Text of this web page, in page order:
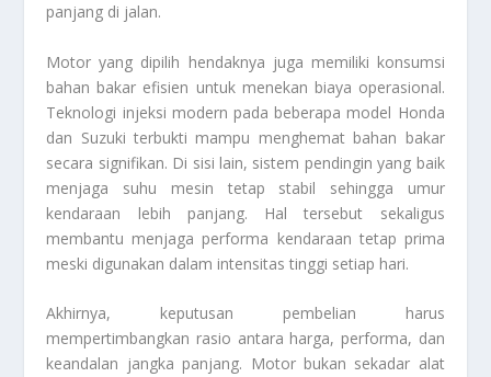
panjang di jalan.
Motor yang dipilih hendaknya juga memiliki konsumsi
bahan bakar efisien untuk menekan biaya operasional.
Teknologi injeksi modern pada beberapa model Honda
dan Suzuki terbukti mampu menghemat bahan bakar
secara signifikan. Di sisi lain, sistem pendingin yang baik
menjaga suhu mesin tetap stabil sehingga umur
kendaraan lebih panjang. Hal tersebut sekaligus
membantu menjaga performa kendaraan tetap prima
meski digunakan dalam intensitas tinggi setiap hari.
Akhirnya, keputusan pembelian harus
mempertimbangkan rasio antara harga, performa, dan
keandalan jangka panjang. Motor bukan sekadar alat